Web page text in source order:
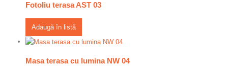
Fotoliu terasa AST 03
Adaugă în listă
Masa terasa cu lumina NW 04